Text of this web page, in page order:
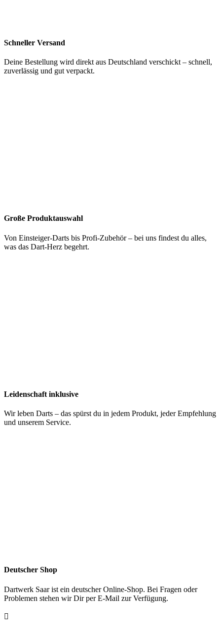
Schneller Versand
Deine Bestellung wird direkt aus Deutschland verschickt – schnell,
zuverlässig und gut verpackt.
Große Produktauswahl
Von Einsteiger-Darts bis Profi-Zubehör – bei uns findest du alles,
was das Dart-Herz begehrt.
Leidenschaft inklusive
Wir leben Darts – das spürst du in jedem Produkt, jeder Empfehlung
und unserem Service.
Deutscher Shop
Dartwerk Saar ist ein deutscher Online-Shop. Bei Fragen oder
Problemen stehen wir Dir per E-Mail zur Verfügung.
